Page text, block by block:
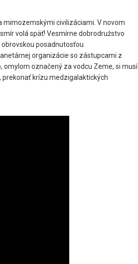
mimozemskými civilizáciami. V novom
volá späť! Vesmírne dobrodružstvo
posadnutosťou
organizácie so zástupcami z
omylom označený za vodcu Zeme, si musí
krízu medzigalaktických